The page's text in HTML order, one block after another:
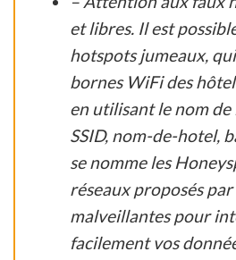
et libres. Il est
hotspots jumeaux,
bornes WiFi des
en utilisant le nom
SSID, nom-de-hotel,
se nomme les
réseaux proposés
malveillantes pour
facilement vos